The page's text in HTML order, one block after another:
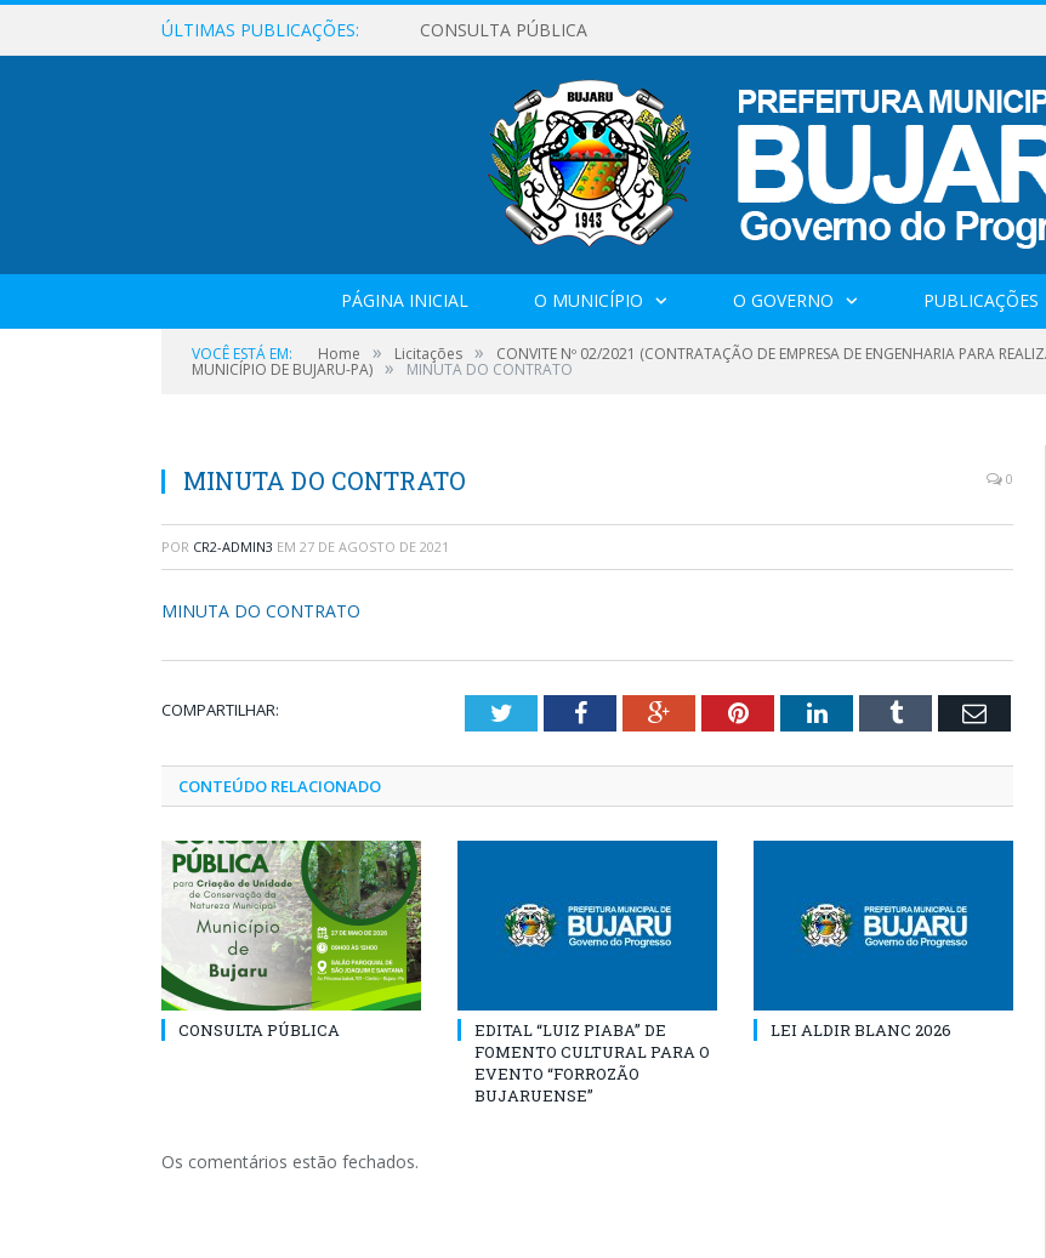
ÚLTIMAS PUBLICAÇÕES: CONSULTA PÚBLICA
PÁGINA INICIAL O MUNICÍPIO O GOVERNO PUBLICAÇÕES
VOCÊ ESTÁ EM: Home » Licitações » CONVITE Nº 02/2021 (CONTRATAÇÃO DE EMPRESA DE ENGENHARIA PARA
MUNICÍPIO DE BUJARU-PA) » MINUTA DO CONTRATO
MINUTA DO CONTRATO 0
POR CR2-ADMIN3 EM 27 DE AGOSTO DE 2021
MINUTA DO CONTRATO
COMPARTILHAR: TwitterFacebookGoogle+PinterestLinkedInTumblr Email
CONTEÚDO RELACIONADO
CONSULTA PÚBLICA
EDITAL “LUIZ PIABA” DE
FOMENTO CULTURAL PARA O
EVENTO “FORROZÃO
BUJARUENSE”
LEI ALDIR BLANC 2026
Os comentários estão fechados.